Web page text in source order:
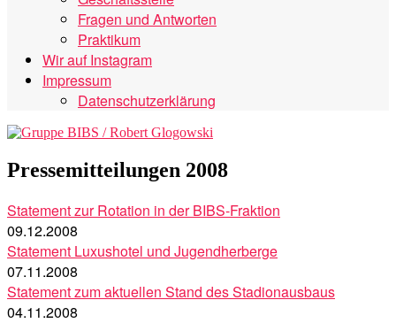
Fragen und Antworten
Praktikum
Wir auf Instagram
Impressum
Datenschutzerklärung
Pressemitteilungen 2008
Statement zur Rotation in der BIBS-Fraktion
09.12.2008
Statement Luxushotel und Jugendherberge
07.11.2008
Statement zum aktuellen Stand des Stadionausbaus
04.11.2008